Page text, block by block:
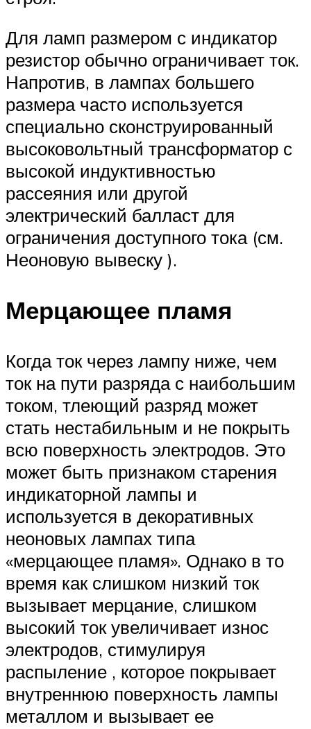
Для ламп размером с индикатор
резистор обычно ограничивает ток.
Напротив, в лампах большего
размера часто используется
специально сконструированный
высоковольтный трансформатор с
высокой индуктивностью
рассеяния или другой
электрический балласт для
ограничения доступного тока (см.
Неоновую вывеску ).
Мерцающее пламя
Когда ток через лампу ниже, чем
ток на пути разряда с наибольшим
током, тлеющий разряд может
стать нестабильным и не покрыть
всю поверхность электродов. Это
может быть признаком старения
индикаторной лампы и
используется в декоративных
неоновых лампах типа
«мерцающее пламя». Однако в то
время как слишком низкий ток
вызывает мерцание, слишком
высокий ток увеличивает износ
электродов, стимулируя
распыление , которое покрывает
внутреннюю поверхность лампы
металлом и вызывает ее